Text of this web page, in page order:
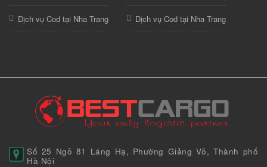
Dịch vụ Cod tại Nha Trang Dịch vụ Cod tại Nha Trang
Số 25 Ngõ 81 Láng Hạ, Phường Giảng Võ, Thành phố
Hà Nội